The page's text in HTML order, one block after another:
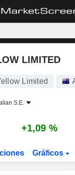
LIMITED
Limited
S.E.
+1,09 %
Gráficos